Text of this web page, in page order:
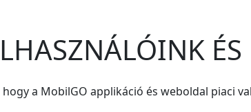
a MobilGO applikáció és weboldal piaci